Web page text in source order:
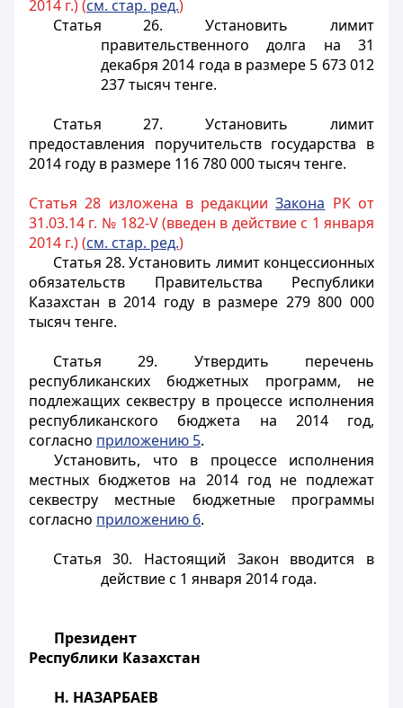
2014 г.) (см. стар. ред.)
Статья 26.Установить лимит
правительственного долга на 31
декабря 2014 года в размере 5 673 012
237 тысяч тенге.
Статья 27.Установить лимит
предоставления поручительств государства в
2014 году в размере 116 780 000 тысяч тенге.
Статья 28 изложена в редакцииЗакона РК от
31.03.14 г. № 182-V (введен в действие с 1 января
2014 г.) (см. стар. ред.)
Статья 28.Установить лимит концессионных
обязательств Правительства Республики
Казахстан в 2014 году в размере 279 800 000
тысяч тенге.
Статья 29. Утвердить перечень
республиканских бюджетных программ, не
подлежащих секвестру в процессе исполнения
республиканского бюджета на 2014 год,
согласно приложению 5.
Установить, что в процессе исполнения
местных бюджетов на 2014 год не подлежат
секвестру местные бюджетные программы
согласно приложению 6.
Статья 30. Настоящий Закон вводится в
действие с 1 января 2014 года.
Президент
Республики Казахстан
Н. НАЗАРБАЕВ